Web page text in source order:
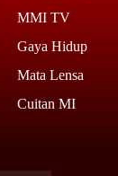
MMI TV
Gaya Hidup
Mata Lensa
Cuitan MI